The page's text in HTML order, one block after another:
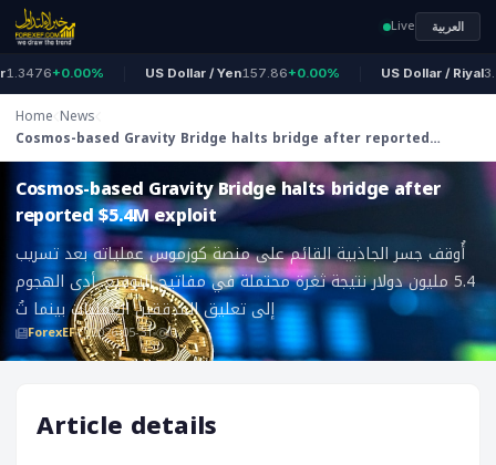
Live العربية
+0.00% US Dollar / Yen157.86+0.00% US Dollar / Riyal
Home News
Cosmos-based Gravity Bridge halts bridge after reported
$5.4M exploit
ForexEF
Cosmos-based Gravity Bridge halts bridge after
reported $5.4M exploit
أُوقف جسر الجاذبية القائم على منصة كوزموس عملياته بعد تسريب
5.4 مليون دولار نتيجة ثغرة محتملة في مفاتيح التوقيع. أدى الهجوم
إلى تعليق المدققين العمليات بينما تُ
ForexEF 2026-05-31 0
Article details